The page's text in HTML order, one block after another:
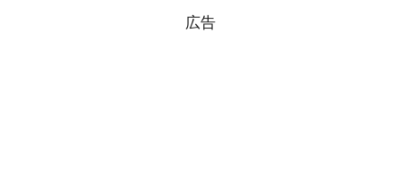
広告